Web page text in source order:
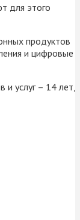
для этого
продуктов
и цифровые
услуг – 14 лет,